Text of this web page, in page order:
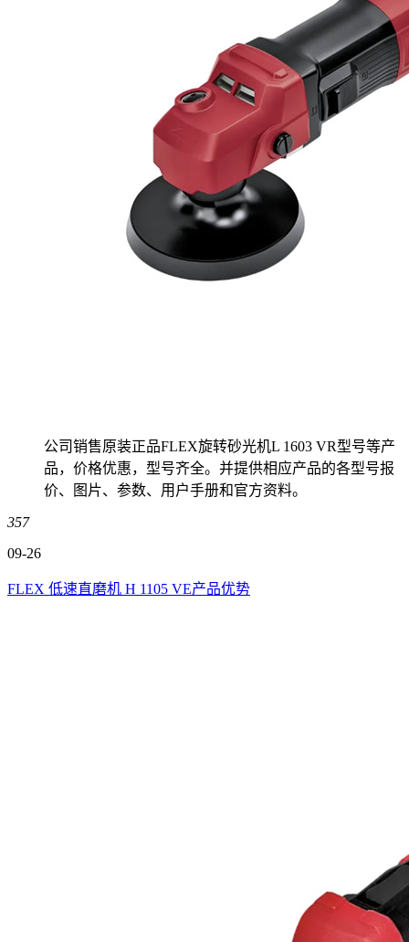
公司销售原装正品FLEX旋转砂光机L 1603 VR型号等产
品，价格优惠，型号齐全。并提供相应产品的各型号报
价、图片、参数、用户手册和官方资料。
357
09-26
FLEX 低速直磨机 H 1105 VE产品优势